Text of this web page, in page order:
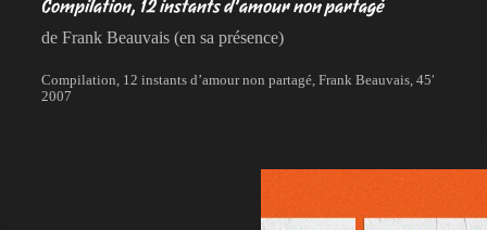
Compilation, 12 instants d’amour non partagé
de Frank Beauvais (en sa présence)
Compilation, 12 instants d’amour non partagé, Frank Beauvais, 45′
2007